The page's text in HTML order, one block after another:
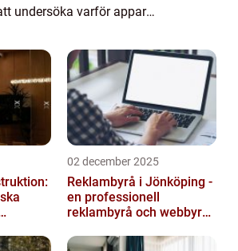
undersöka varför appar
med olika lösningar på
V...
02 december 2025
Reklambyrå i Jönköping -
en professionell
reklambyrå och webbyrå
kommunikati...